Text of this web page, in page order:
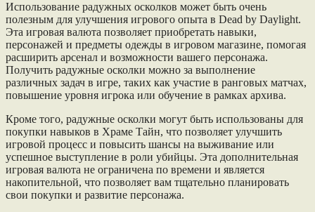
Использование радужных осколков может быть очень
полезным для улучшения игрового опыта в Dead by Daylight.
Эта игровая валюта позволяет приобретать навыки,
персонажей и предметы одежды в игровом магазине, помогая
расширить арсенал и возможности вашего персонажа.
Получить радужные осколки можно за выполнение
различных задач в игре, таких как участие в ранговых матчах,
повышение уровня игрока или обучение в рамках архива.
Кроме того, радужные осколки могут быть использованы для
покупки навыков в Храме Тайн, что позволяет улучшить
игровой процесс и повысить шансы на выживание или
успешное выступление в роли убийцы. Эта дополнительная
игровая валюта не ограничена по времени и является
накопительной, что позволяет вам тщательно планировать
свои покупки и развитие персонажа.